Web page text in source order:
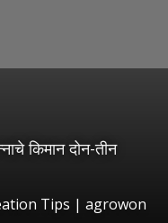
किमान दोन-तीन
Tips | agrowon